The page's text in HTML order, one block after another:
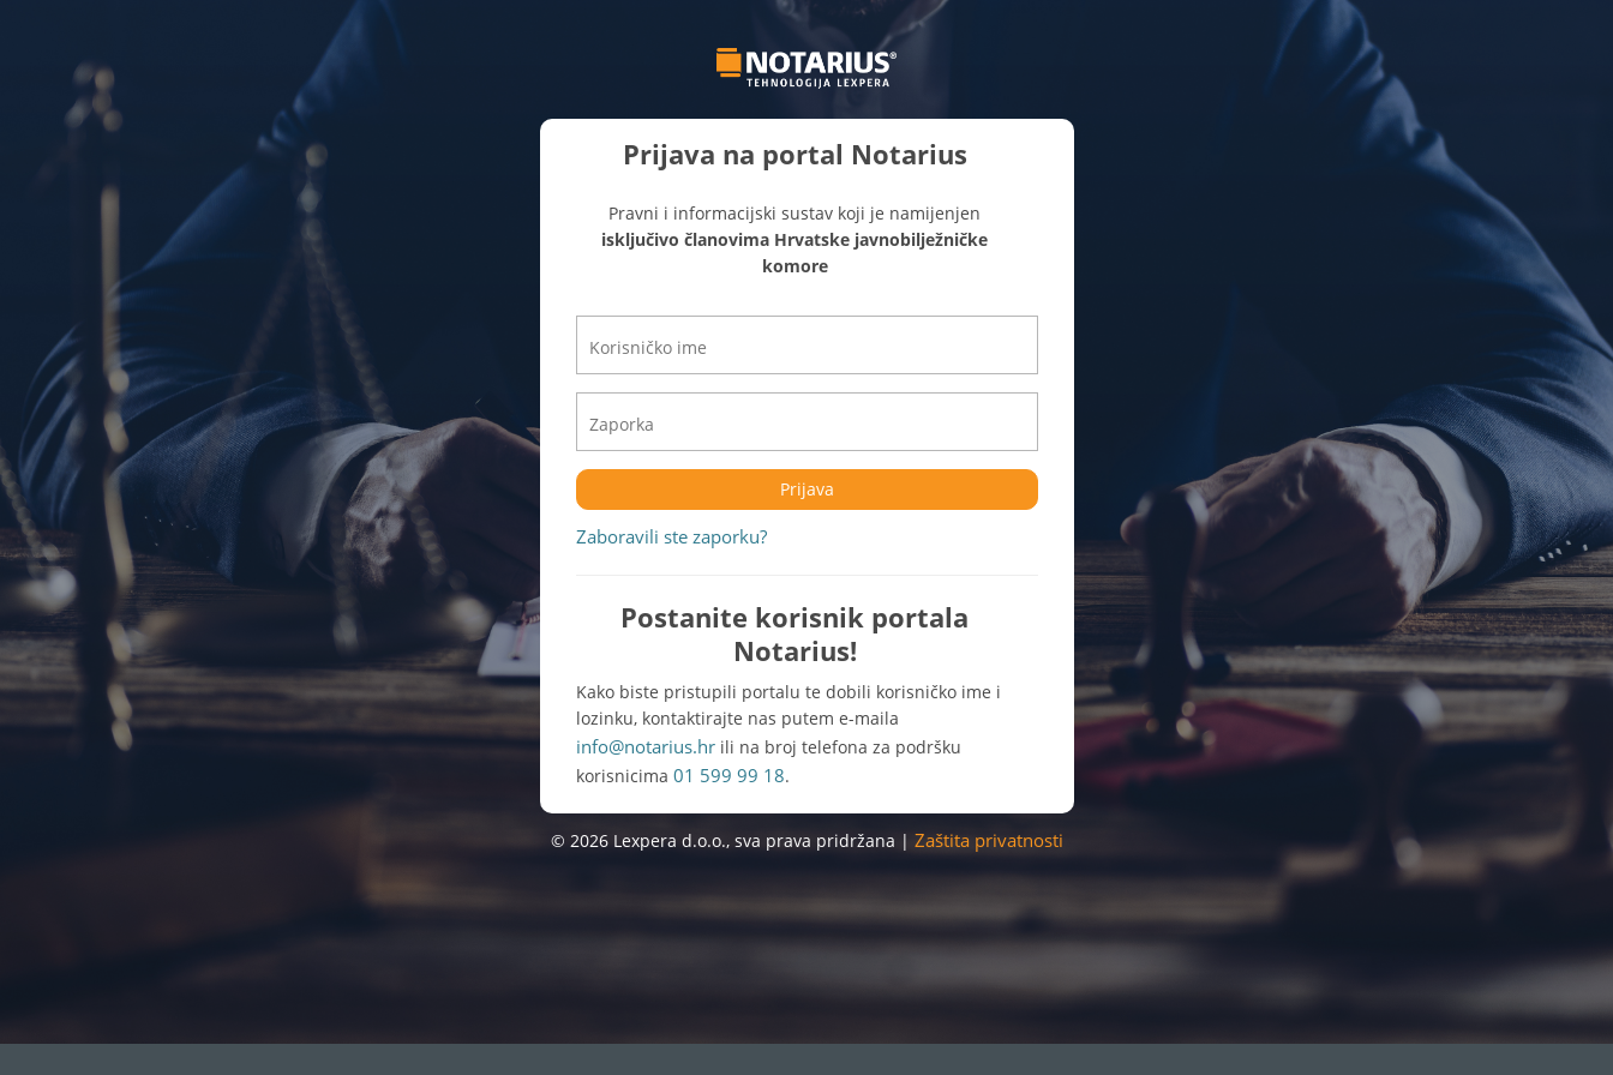
Prijava na portal Notarius
Pravni i informacijski sustav koji je namijenjen
isključivo članovima Hrvatske javnobilježničke
komore
Prijava
Zaboravili ste zaporku?
Postanite korisnik portala
Notarius!
Kako biste pristupili portalu te dobili korisničko ime i
lozinku, kontaktirajte nas putem e-maila
info@notarius.hrili na broj telefona za podršku
korisnicima 01 599 99 18.
© 2026 Lexpera d.o.o., sva prava pridržana | Zaštita privatnosti